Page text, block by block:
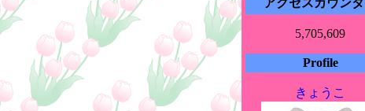
アクセスカウン
5,705,609
Profile
きょうこ